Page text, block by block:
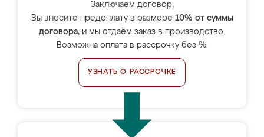
Заключаем договор,
Вы вносите предоплату в размере 10% от суммы
договора, и мы отдаём заказ в производство.
Возможна оплата в рассрочку без %.
УЗНАТЬ О РАССРОЧКЕ